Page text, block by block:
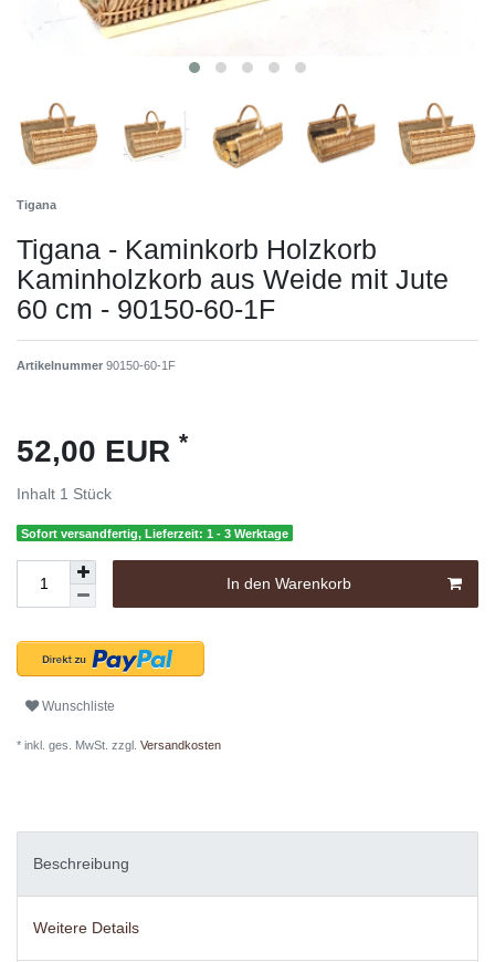
Tigana
Tigana - Kaminkorb Holzkorb
Kaminholzkorb aus Weide mit Jute
60 cm - 90150-60-1F
Artikelnummer 90150-60-1F
52,00 EUR *
Inhalt 1 Stück
Sofort versandfertig, Lieferzeit: 1 - 3 Werktage
In den Warenkorb
Wunschliste
* inkl. ges. MwSt. zzgl. Versandkosten
Beschreibung
Weitere Details